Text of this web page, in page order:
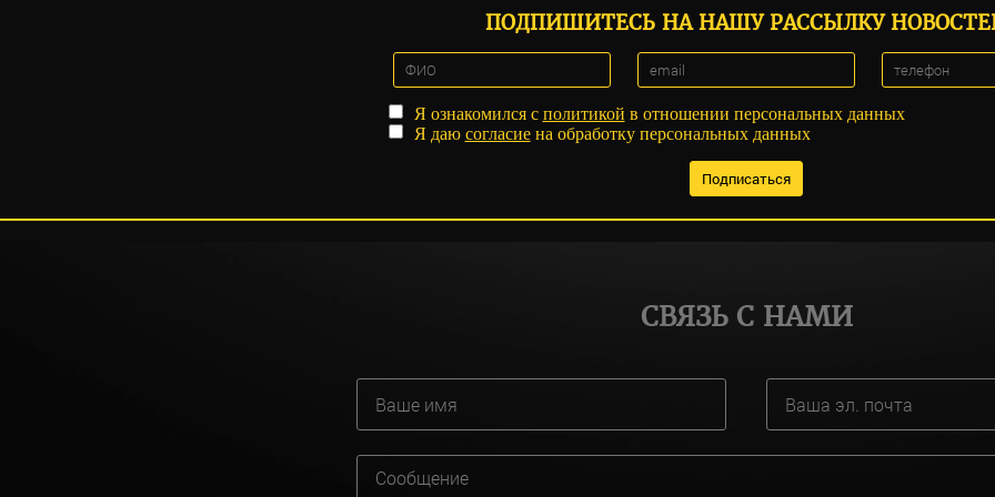
ПОДПИШИТЕСЬ НА НАШУ РАССЫЛКУ
Я ознакомился с политикой в отношении персональных данных
Я даю согласиена обработку персональных данных
СВЯЗЬ С НАМИ